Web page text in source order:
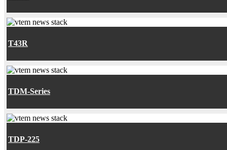
T43R
TDM-Series
TDP-225